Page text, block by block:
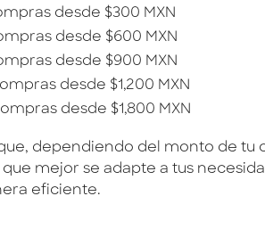
desde $300 MXN
desde $600 MXN
desde $900 MXN
desde $1,200 MXN
desde $1,800 MXN
dependiendo del monto de tu
mejor se adapte a tus
eficiente.